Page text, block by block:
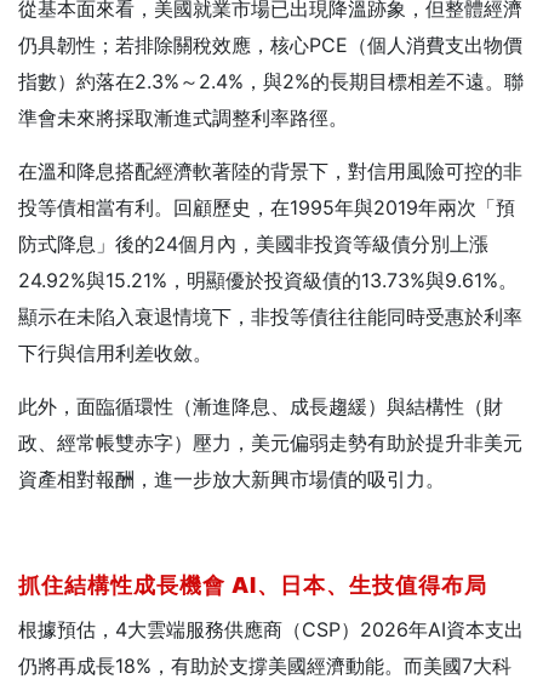
從基本面來看，美國就業市場已出現降溫跡象，但整體經濟
仍具韌性；若排除關稅效應，核心PCE（個人消費支出物價
指數）約落在2.3%～2.4%，與2%的長期目標相差不遠。聯
準會未來將採取漸進式調整利率路徑。
在溫和降息搭配經濟軟著陸的背景下，對信用風險可控的非
投等債相當有利。回顧歷史，在1995年與2019年兩次「預
防式降息」後的24個月內，美國非投資等級債分別上漲
24.92%與15.21%，明顯優於投資級債的13.73%與9.61%。
顯示在未陷入衰退情境下，非投等債往往能同時受惠於利率
下行與信用利差收斂。
此外，面臨循環性（漸進降息、成長趨緩）與結構性（財
政、經常帳雙赤字）壓力，美元偏弱走勢有助於提升非美元
資產相對報酬，進一步放大新興市場債的吸引力。
抓住結構性成長機會 AI、日本、生技值得布局
根據預估，4大雲端服務供應商（CSP）2026年AI資本支出
仍將再成長18%，有助於支撐美國經濟動能。而美國7大科